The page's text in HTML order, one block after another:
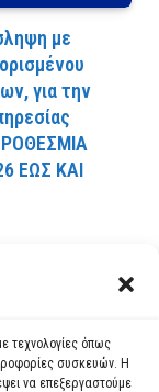
τεχνολογίες όπως
συσκευών. Η
να επεξεργαστούμε
με
για την
EΩΣ KAI